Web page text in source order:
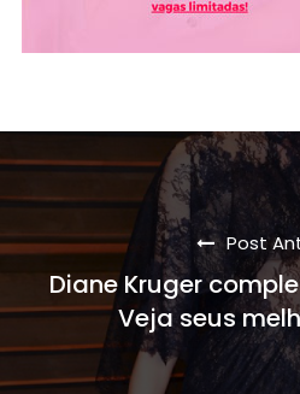
Post
Diane Kruger
Veja seus